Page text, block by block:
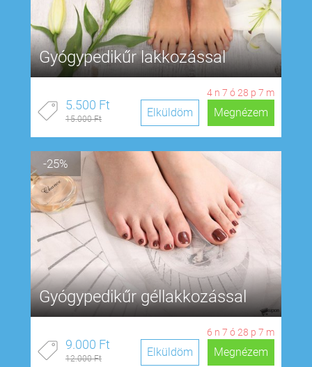
Gyógypedikűr lakkozással
4 n 7 ó 28 p 6 m
5.500 Ft
15.000 Ft Megnézem
Elküldöm
-25%
Gyógypedikűr géllakkozással
6 n 7 ó 28 p 6 m
9.000 Ft
12.000 Ft Megnézem
Elküldöm